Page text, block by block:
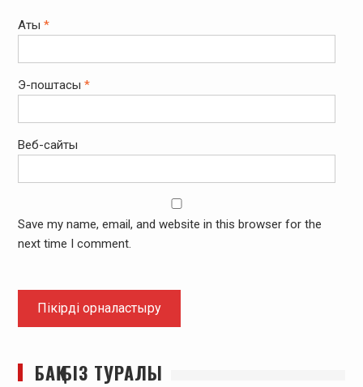
Аты *
Э-поштасы *
Веб-сайты
Save my name, email, and website in this browser for the
next time I comment.
БАҚ БІЗ ТУРАЛЫ